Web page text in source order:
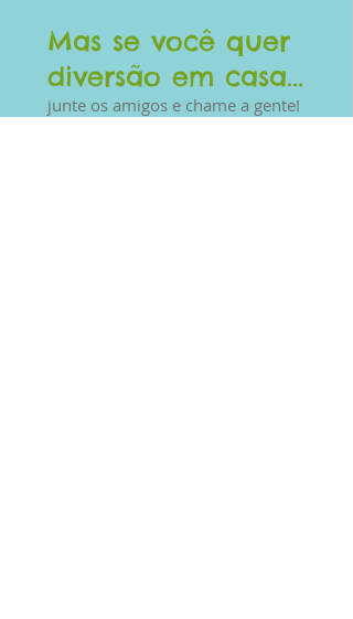
Mas se você quer
diversão em casa...
junte os amigos e chame a gente!